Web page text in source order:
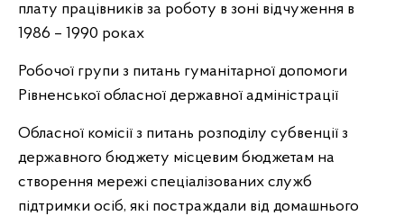
плату працівників за роботу в зоні відчуження в
1986 – 1990 роках
Робочої групи з питань гуманітарної допомоги
Рівненської обласної державної адміністрації
Обласної комісії з питань розподілу субвенції з
державного бюджету місцевим бюджетам на
створення мережі спеціалізованих служб
підтримки осіб, які постраждали від домашнього